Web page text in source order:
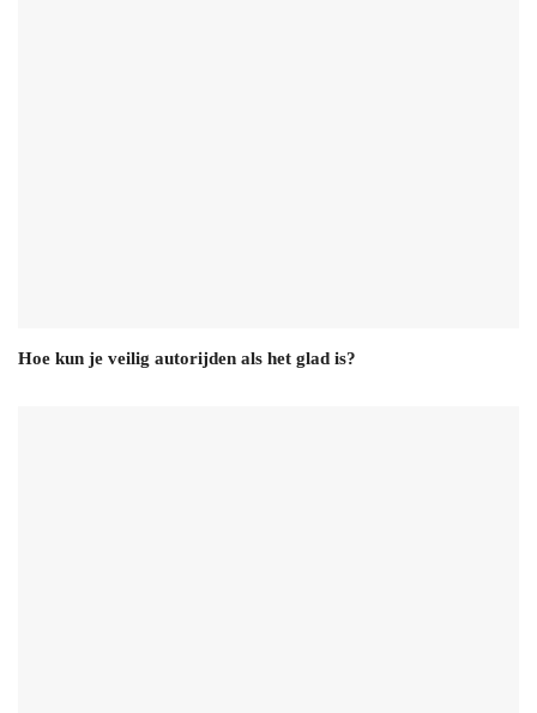
Hoe kun je veilig autorijden als het glad is?